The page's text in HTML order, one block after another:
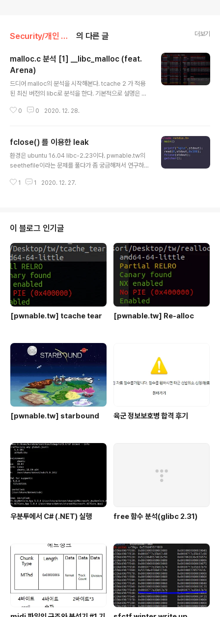
Security/개인 연구 의 다른 글 더보기
malloc.c 분석 [1] __libc_malloc (feat.
Arena)
드디어 malloc의 분석을 시작해본다. tcache 2 가 적용
된 최신 버전의 libc로 분석을 한다. 기본적으로 설명은 어
설명할 생각이다. Arena 먼저 간단하게 집고 넘어가야 할
서 메인스레드에서 할당되었으면 main arena라고 부르
는 것이다. 아마도 이는 속도 때문이라고 생각한다. 분석하
면서도 atomic 계산의 정확도에 대한 말이 나오는 것 보면
지게 되면 공간적인 낭비가 이루어지게 때문에 최대로 할
0 0 2020. 12. 28.
fclose() 를 이용한 leak
환경은 ubuntu 16.04 libc-2.23이다. pwnable.tw의
seethefile이라는 문제를 풀다가 좀 궁금해져서 연구하게
수정이 가능하다면 leak이 가능하다. 그리고 한가지 신기
AGIC 0xFBAD0000 /* Magic number */ #define
_IO_MAGIC_MASK 0xFFFF0000 #define _IO_USE
R_BUF 0x0001 /* Don't deallocate buffer on clo
se. */ #defi..
1 1 2020. 12. 27.
이 블로그 인기글
[pwnable.tw] tcache tear [pwnable.tw] Re-alloc
[pwnable.tw] starbound 육군 정보보호병 합격 후기
우분투에서 C# (.NET) 실행 free 함수 분석(glibc 2.31)